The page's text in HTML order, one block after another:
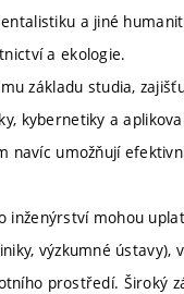
a jiné
a ekologie.
základu studia,
kybernetiky a
navíc umožňují
mohou
výzkumné ústavy),
prostředí. Široký